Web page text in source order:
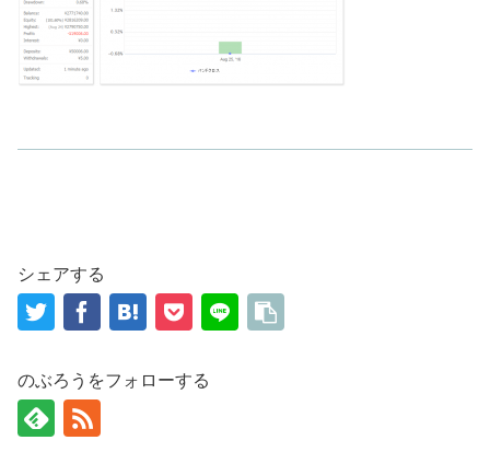
シェアする
のぶろうをフォローする